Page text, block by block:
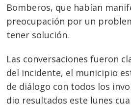
Bomberos, que habían
preocupación por un
tener solución.
Las conversaciones fueron
del incidente, el municipio
de diálogo con todos los
dio resultados este lunes